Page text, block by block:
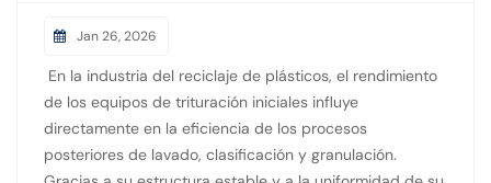
Jan 26, 2026
En la industria del reciclaje de plásticos, el rendimiento
de los equipos de trituración iniciales influye
directamente en la eficiencia de los procesos
posteriores de lavado, clasificación y granulación.